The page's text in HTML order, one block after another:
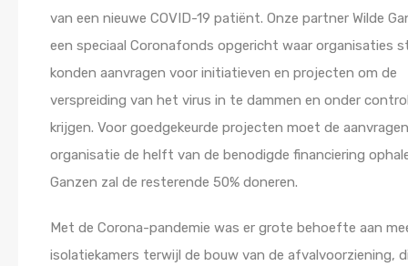
van een nieuwe COVID-19 patiënt. Onze partner Wilde
een speciaal Coronafonds opgericht waar organisaties
konden aanvragen voor initiatieven en projecten om de
verspreiding van het virus in te dammen en onder
krijgen. Voor goedgekeurde projecten moet de
organisatie de helft van de benodigde financiering
Ganzen zal de resterende 50% doneren.
Met de Corona-pandemie was er grote behoefte aan
isolatiekamers terwijl de bouw van de afvalvoorziening,